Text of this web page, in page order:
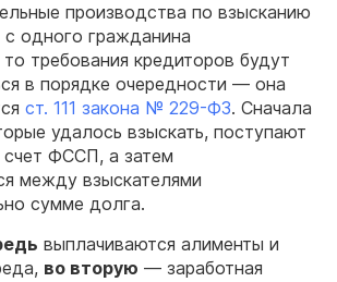
производства по взысканию
одного гражданина
требования кредиторов будут
в порядке очередности — она
ст. 111 закона № 229-ФЗ. Сначала
удалось взыскать, поступают
счет ФССП, а затем
между взыскателями
сумме долга.
выплачиваются алименты и
во вторую — заработная